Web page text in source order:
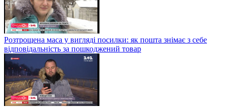
Розтрощена маса у вигляді посилки: як пошта знімає з себе
відповідальність за пошкоджений товар